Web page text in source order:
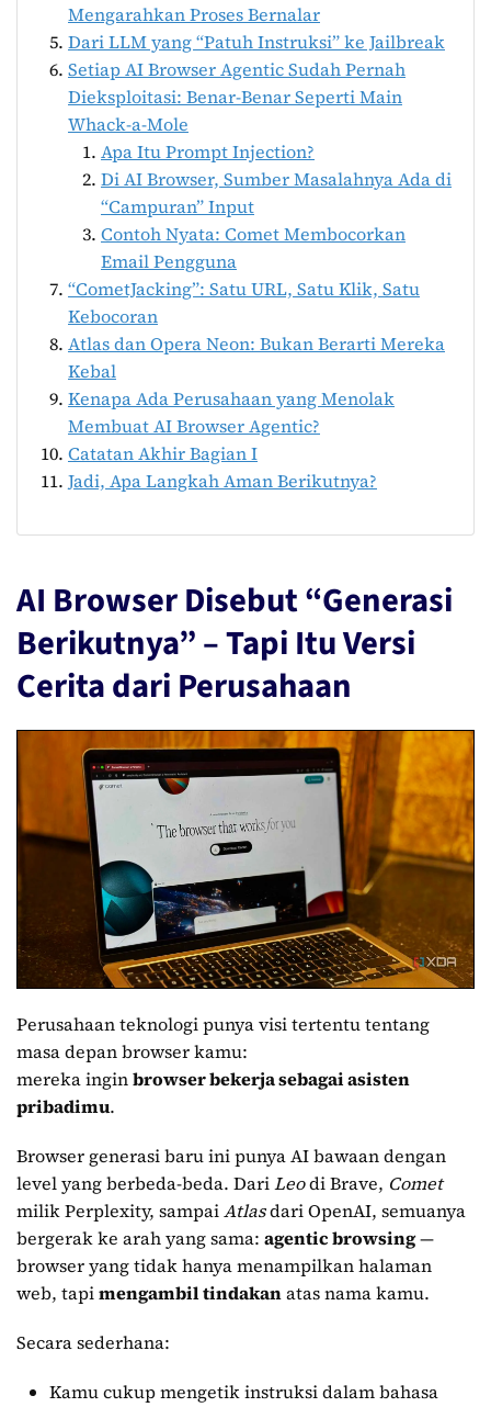
Mengarahkan Proses Bernalar
Dari LLM yang “Patuh Instruksi” ke Jailbreak
Setiap AI Browser Agentic Sudah Pernah
Dieksploitasi: Benar-Benar Seperti Main
Whack-a-Mole
Apa Itu Prompt Injection?
Di AI Browser, Sumber Masalahnya Ada di
“Campuran” Input
Contoh Nyata: Comet Membocorkan
Email Pengguna
“CometJacking”: Satu URL, Satu Klik, Satu
Kebocoran
Atlas dan Opera Neon: Bukan Berarti Mereka
Kebal
Kenapa Ada Perusahaan yang Menolak
Membuat AI Browser Agentic?
Catatan Akhir Bagian I
Jadi, Apa Langkah Aman Berikutnya?
AI Browser Disebut “Generasi
Berikutnya” – Tapi Itu Versi
Cerita dari Perusahaan
Perusahaan teknologi punya visi tertentu tentang
masa depan browser kamu:
mereka inginbrowser bekerja sebagai asisten
pribadimu.
Browser generasi baru ini punya AI bawaan dengan
level yang berbeda-beda. DariLeodi Brave, Comet
milik Perplexity, sampaiAtlasdari OpenAI, semuanya
bergerak ke arah yang sama: agentic browsing—
browser yang tidak hanya menampilkan halaman
web, tapimengambil tindakanatas nama kamu.
Secara sederhana:
Kamu cukup mengetik instruksi dalam bahasa